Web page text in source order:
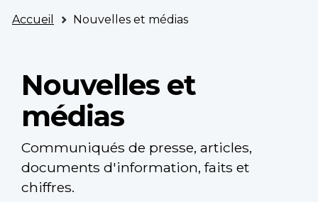
Dossier
êtes
Accueil Nouvelles et médias
Nouvelles et
médias
Communiqués de presse, articles,
documents d'information, faits et
chiffres.